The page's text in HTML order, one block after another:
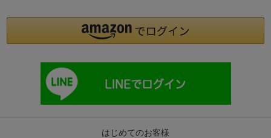
はじめてのお客様